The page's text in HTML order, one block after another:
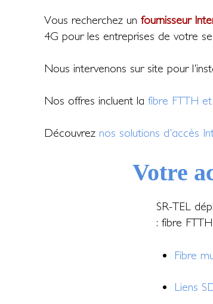
Vous recherchez un fournisseur
4G pour les entreprises de votre
Nous intervenons sur site pour
Nos offres incluent la fibre FTTH
Découvrez nos solutions d'accès
Votre
SR-TEL
: fibre
Fibre
Liens